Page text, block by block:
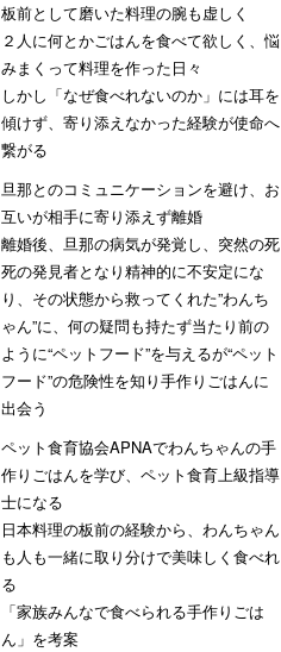
板前として磨いた料理の腕も虚しく
２人に何とかごはんを食べて欲しく、悩
みまくって料理を作った日々
しかし「なぜ食べれないのか」には耳を
傾けず、寄り添えなかった経験が使命へ
繋がる
旦那とのコミュニケーションを避け、お
互いが相手に寄り添えず離婚
離婚後、旦那の病気が発覚し、突然の死
死の発見者となり精神的に不安定にな
り、その状態から救ってくれた”わんち
ゃん”に、何の疑問も持たず当たり前の
ように“ペットフード”を与えるが“ペット
フード”の危険性を知り手作りごはんに
出会う
ペット食育協会APNAでわんちゃんの手
作りごはんを学び、ペット食育上級指導
士になる
日本料理の板前の経験から、わんちゃん
も人も一緒に取り分けで美味しく食べれ
る
「家族みんなで食べられる手作りごは
ん」を考案